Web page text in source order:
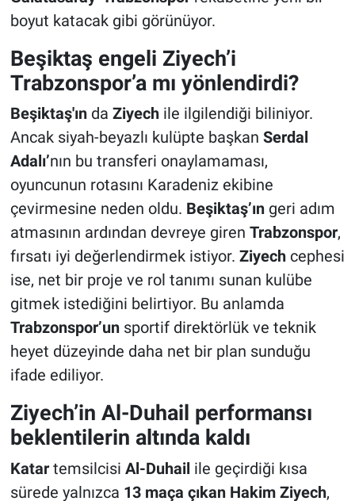
boyut katacak gibi görünüyor.
Beşiktaş engeli Ziyech’i
Trabzonspor’a mı yönlendirdi?
Beşiktaş'ında Ziyechile ilgilendiği biliniyor.
Ancak siyah-beyazlı kulüpte başkan Serdal
Adalı’nın bu transferi onaylamaması,
oyuncunun rotasını Karadeniz ekibine
çevirmesine neden oldu. Beşiktaş’ıngeri adım
atmasının ardından devreye giren Trabzonspor,
fırsatı iyi değerlendirmek istiyor. Ziyechcephesi
ise, net bir proje ve rol tanımı sunan kulübe
gitmek istediğini belirtiyor. Bu anlamda
Trabzonspor’unsportif direktörlük ve teknik
heyet düzeyinde daha net bir plan sunduğu
ifade ediliyor.
Ziyech’in Al-Duhail performansı
beklentilerin altında kaldı
Katartemsilcisi Al-Duhail ile geçirdiği kısa
sürede yalnızca 13 maça çıkan Hakim Ziyech,